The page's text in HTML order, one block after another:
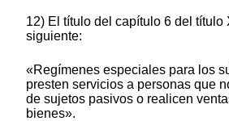
12) El título del capítulo 6 del título
siguiente:
«Regímenes especiales para los
presten servicios a personas que
de sujetos pasivos o realicen
bienes».